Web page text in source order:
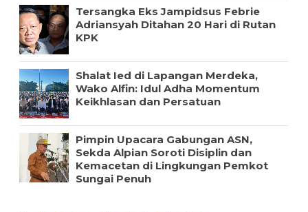
Tersangka Eks Jampidsus Febrie
Adriansyah Ditahan 20 Hari di Rutan
KPK
Shalat Ied di Lapangan Merdeka,
Wako Alfin: Idul Adha Momentum
Keikhlasan dan Persatuan
Pimpin Upacara Gabungan ASN,
Sekda Alpian Soroti Disiplin dan
Kemacetan di Lingkungan Pemkot
Sungai Penuh